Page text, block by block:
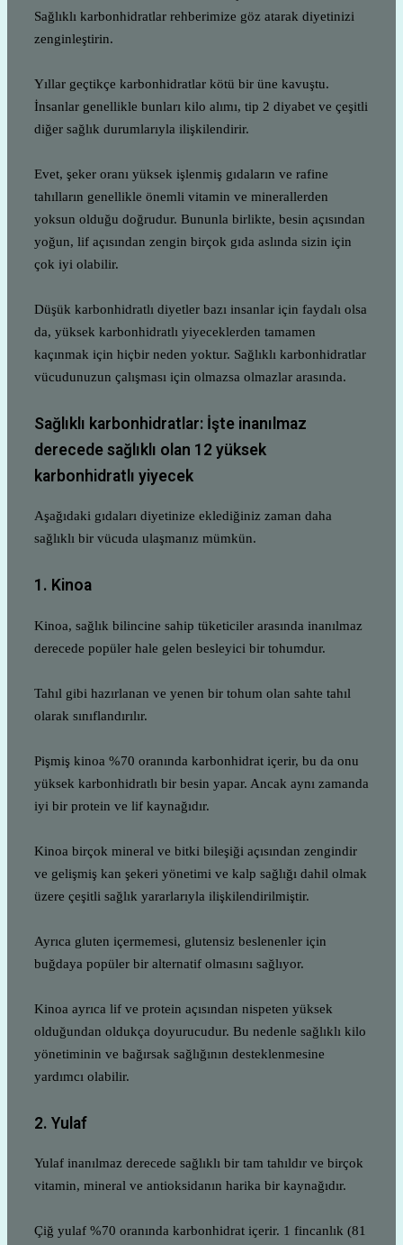
Sağlıklı karbonhidratlar rehberimize göz atarak diyetinizi
zenginleştirin.
Yıllar geçtikçe karbonhidratlar kötü bir üne kavuştu.
İnsanlar genellikle bunları kilo alımı, tip 2 diyabet ve çeşitli
diğer sağlık durumlarıyla ilişkilendirir.
Evet, şeker oranı yüksek işlenmiş gıdaların ve rafine
tahılların genellikle önemli vitamin ve minerallerden
yoksun olduğu doğrudur. Bununla birlikte, besin açısından
yoğun, lif açısından zengin birçok gıda aslında sizin için
çok iyi olabilir.
Düşük karbonhidratlı diyetler bazı insanlar için faydalı olsa
da, yüksek karbonhidratlı yiyeceklerden tamamen
kaçınmak için hiçbir neden yoktur. Sağlıklı karbonhidratlar
vücudunuzun çalışması için olmazsa olmazlar arasında.
Sağlıklı karbonhidratlar: İşte inanılmaz
derecede sağlıklı olan 12 yüksek
karbonhidratlı yiyecek
Aşağıdaki gıdaları diyetinize eklediğiniz zaman daha
sağlıklı bir vücuda ulaşmanız mümkün.
1. Kinoa
Kinoa, sağlık bilincine sahip tüketiciler arasında inanılmaz
derecede popüler hale gelen besleyici bir tohumdur.
Tahıl gibi hazırlanan ve yenen bir tohum olan sahte tahıl
olarak sınıflandırılır.
Pişmiş kinoa %70 oranında karbonhidrat içerir, bu da onu
yüksek karbonhidratlı bir besin yapar. Ancak aynı zamanda
iyi bir protein ve lif kaynağıdır.
Kinoa birçok mineral ve bitki bileşiği açısından zengindir
ve gelişmiş kan şekeri yönetimi ve kalp sağlığı dahil olmak
üzere çeşitli sağlık yararlarıyla ilişkilendirilmiştir.
Ayrıca gluten içermemesi, glutensiz beslenenler için
buğdaya popüler bir alternatif olmasını sağlıyor.
Kinoa ayrıca lif ve protein açısından nispeten yüksek
olduğundan oldukça doyurucudur. Bu nedenle sağlıklı kilo
yönetiminin ve bağırsak sağlığının desteklenmesine
yardımcı olabilir.
2. Yulaf
Yulaf inanılmaz derecede sağlıklı bir tam tahıldır ve birçok
vitamin, mineral ve antioksidanın harika bir kaynağıdır.
Çiğ yulaf %70 oranında karbonhidrat içerir. 1 fincanlık (81